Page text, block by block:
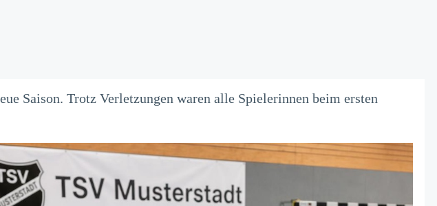
Saison. Trotz Verletzungen waren alle Spielerinnen beim ersten